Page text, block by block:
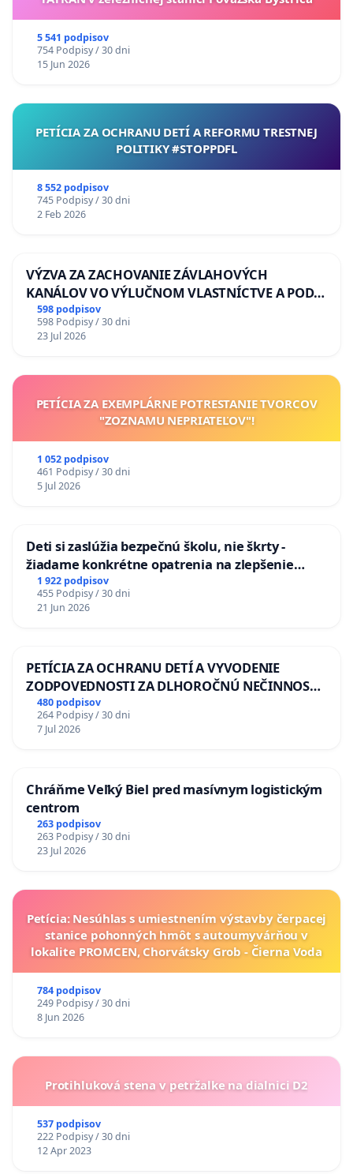
5 541 podpisov
754 Podpisy / 30 dni
15 Jun 2026
PETÍCIA ZA OCHRANU DETÍ A REFORMU TRESTNEJ
POLITIKY #STOPPDFL
8 552 podpisov
745 Podpisy / 30 dni
2 Feb 2026
VÝZVA ZA ZACHOVANIE ZÁVLAHOVÝCH
KANÁLOV VO VÝLUČNOM VLASTNÍCTVE A POD
KONTROLOU SLOVENSKEJ REPUBLIKY & žiadosť
na riešenie zanedbaného stavu závlahových a
odvodňovacích kanálov na Slovensku
598 podpisov
598 Podpisy / 30 dni
23 Jul 2026
PETÍCIA ZA EXEMPLÁRNE POTRESTANIE TVORCOV
"ZOZNAMU NEPRIATEĽOV"!
1 052 podpisov
461 Podpisy / 30 dni
5 Jul 2026
Deti si zaslúžia bezpečnú školu, nie škrty -
žiadame konkrétne opatrenia na zlepšenie
situácie v školstve
1 922 podpisov
455 Podpisy / 30 dni
21 Jun 2026
PETÍCIA ZA OCHRANU DETÍ A VYVODENIE
ZODPOVEDNOSTI ZA DLHOROČNÚ NEČINNOSŤ
A ZLYHANIE ŠTÁTU
480 podpisov
264 Podpisy / 30 dni
7 Jul 2026
Chráňme Veľký Biel pred masívnym logistickým
centrom
263 podpisov
263 Podpisy / 30 dni
23 Jul 2026
Petícia: Nesúhlas s umiestnením výstavby čerpacej
stanice pohonných hmôt s autoumyvárňou v
lokalite PROMCEN, Chorvátsky Grob - Čierna Voda
784 podpisov
249 Podpisy / 30 dni
8 Jun 2026
Protihluková stena v petržalke na dialnici D2
537 podpisov
222 Podpisy / 30 dni
12 Apr 2023